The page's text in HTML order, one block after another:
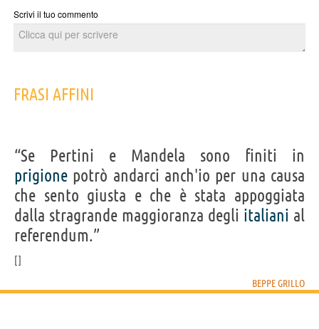
Scrivi il tuo commento
FRASI AFFINI
“Se Pertini e Mandela sono finiti in
prigione potrò andarci anch'io per una causa
che sento giusta e che è stata appoggiata
dalla stragrande maggioranza degli italiani al
referendum.”
BEPPE GRILLO